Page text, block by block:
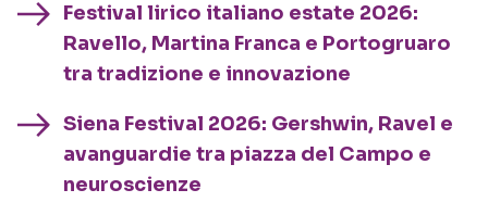
Festival lirico italiano estate 2026:
Ravello, Martina Franca e Portogruaro
tra tradizione e innovazione
Siena Festival 2026: Gershwin, Ravel e
avanguardie tra piazza del Campo e
neuroscienze